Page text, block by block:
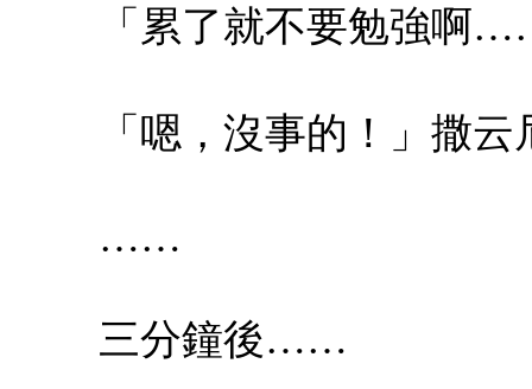
「累了就不要勉強啊
「嗯，沒事的！」撒
……
三分鐘後……